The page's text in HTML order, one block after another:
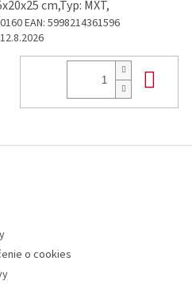
cm,Typ: MXT,
EAN: 5998214361596
12.8.2026
o cookies